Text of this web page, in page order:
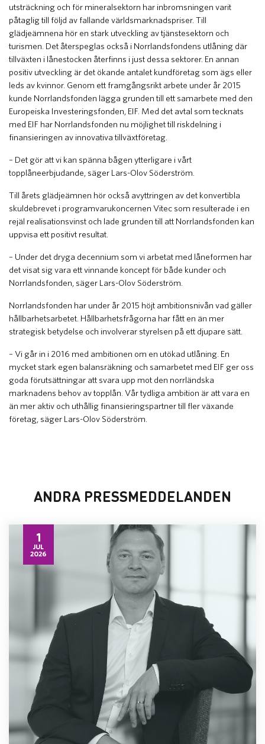
utsträckning och för mineralsektorn har inbromsningen varit
påtaglig till följd av fallande världsmarknadspriser. Till
glädjeämnena hör en stark utveckling av tjänstesektorn och
turismen. Det återspeglas också i Norrlandsfondens utlåning där
tillväxten i lånestocken återfinns i just dessa sektorer. En annan
positiv utveckling är det ökande antalet kundföretag som ägs eller
leds av kvinnor. Genom ett framgångsrikt arbete under år 2015
kunde Norrlandsfonden lägga grunden till ett samarbete med den
Europeiska Investeringsfonden, EIF. Med det avtal som tecknats
med EIF har Norrlandsfonden nu möjlighet till riskdelning i
finansieringen av innovativa tillväxtföretag.
– Det gör att vi kan spänna bågen ytterligare i vårt
topplåneerbjudande, säger Lars-Olov Söderström.
Till årets glädjeämnen hör också avyttringen av det konvertibla
skuldebrevet i programvarukoncernen Vitec som resulterade i en
rejäl realisationsvinst och lade grunden till att Norrlandsfonden kan
uppvisa ett positivt resultat.
– Under det dryga decennium som vi arbetat med låneformen har
det visat sig vara ett vinnande koncept för både kunder och
Norrlandsfonden, säger Lars-Olov Söderström.
Norrlandsfonden har under år 2015 höjt ambitionsnivån vad gäller
hållbarhetsarbetet. Hållbarhetsfrågorna har fått en än mer
strategisk betydelse och involverar styrelsen på ett djupare sätt.
– Vi går in i 2016 med ambitionen om en utökad utlåning. En
mycket stark egen balansräkning och samarbetet med EIF ger oss
goda förutsättningar att svara upp mot den norrländska
marknadens behov av topplån. Vår tydliga ambition är att vara en
än mer aktiv och uthållig finansieringspartner till fler växande
företag, säger Lars-Olov Söderström.
ANDRA PRESSMEDDELANDEN
1
JUL
2026